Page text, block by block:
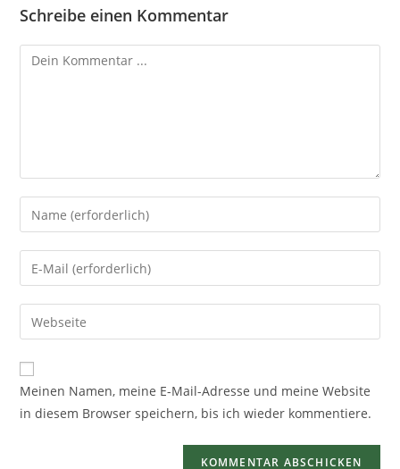
Schreibe einen Kommentar
Meinen Namen, meine E-Mail-Adresse und meine Website
in diesem Browser speichern, bis ich wieder kommentiere.